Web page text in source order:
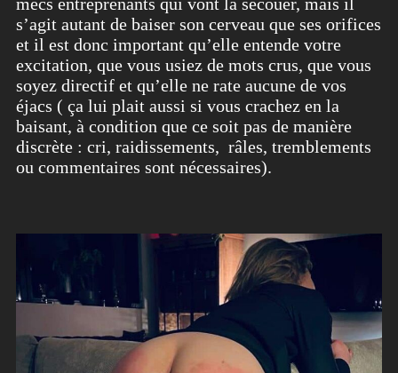
s’agit autant de baiser son cerveau que ses orifices
et il est donc important qu’elle entende votre
excitation, que vous usiez de mots crus, que vous
soyez directif et qu’elle ne rate aucune de vos
éjacs ( ça lui plait aussi si vous crachez en la
baisant, à condition que ce soit pas de manière
discrète : cri, raidissements, râles, tremblements
ou commentaires sont nécessaires).